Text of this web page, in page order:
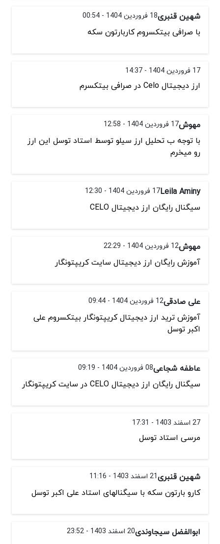
شهین قنبری18 فروردین 1404 - 00:54
با صرافی بیتکسروم کاربارتون سکه
17 فروردین 1404 - 14:37
ارز دیجیتال Celo در صرافی بیتکسرم
مهوش17 فروردین 1404 - 12:58
با توجه ب تحلیل ارز سیلو توسط استاد توسل این ارز
رو میخرم
Leila Aminy17 فروردین 1404 - 12:30
سیگنال رایگان ارز دیجیتال CELO
مهوش12 فروردین 1404 - 22:29
آموزش رایگان ارز دیجیتال سایت کریپتونگار
علی صادقی12 فروردین 1404 - 09:44
آموزش ترید ارز دیجیتال کریپتونگار بیتکسروم علی
اکبر توسل
عاطفه شجاعی08 فروردین 1404 - 09:19
سیگنال رایگان ارز دیجیتال CELO در سایت کریپتونگار
27 اسفند 1403 - 17:31
مرسی استاد توسل
شهین قنبری21 اسفند 1403 - 11:16
کارو بارتون سکه با سیگنالهای استاد علی اکبر توسل
ابوالفضل سیجاوندی20 اسفند 1403 - 23:52